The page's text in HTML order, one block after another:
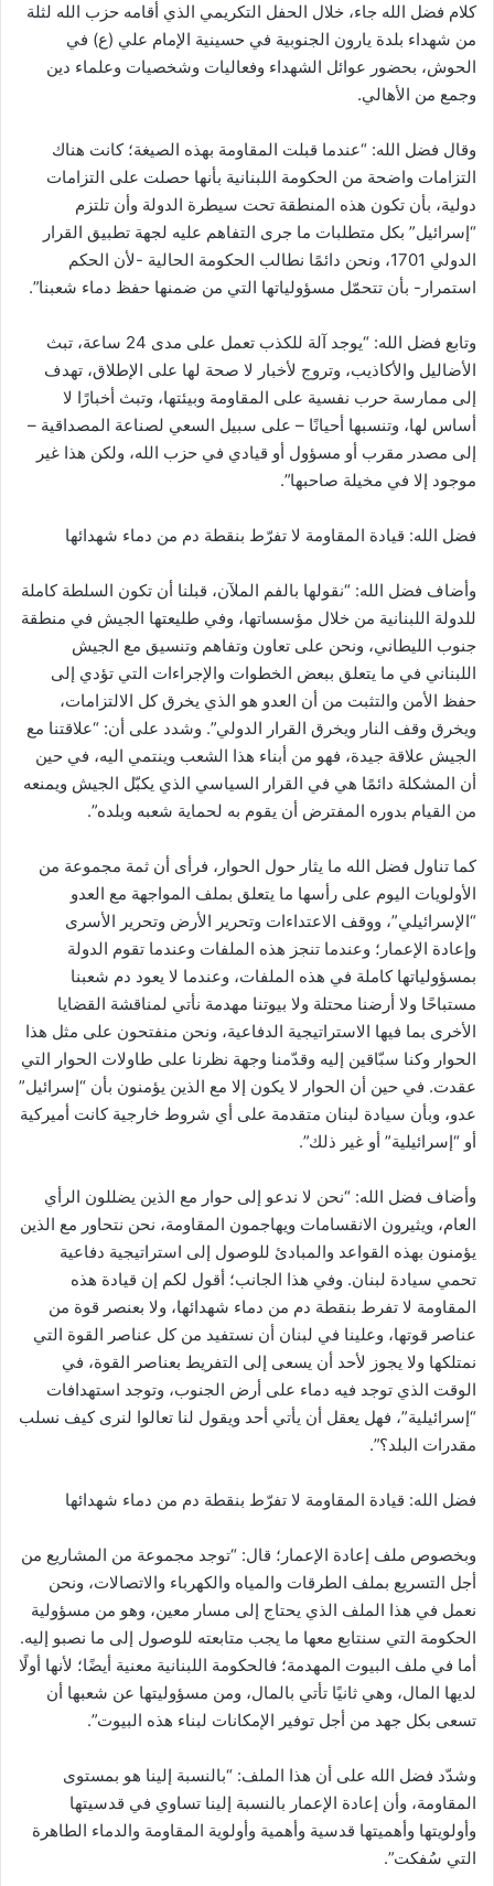
كلام فضل الله جاء، خلال الحفل التكريمي الذي أقامه حزب الله لثلة
من شهداء بلدة يارون ‏الجنوبية في حسينية الإمام علي (ع) في
الحوش، بحضور عوائل الشهداء وفعاليات وشخصيات وعلماء دين
‏وجمع من الأهالي.‏
وقال فضل الله: “عندما قبلت المقاومة بهذه الصيغة؛ كانت هناك
التزامات واضحة من الحكومة اللبنانية ‏بأنها حصلت على التزامات
دولية، بأن تكون هذه المنطقة تحت سيطرة الدولة وأن تلتزم
“إسرائيل” بكل متطلبات ‏ما جرى التفاهم عليه لجهة تطبيق القرار
الدولي 1701، ونحن دائمًا نطالب الحكومة الحالية -لأن الحكم
‏استمرار- بأن تتحمّل مسؤولياتها التي من ضمنها حفظ دماء شعبنا”.‏
وتابع فضل الله: “يوجد آلة للكذب تعمل على مدى 24 ساعة، تبث
الأضاليل والأكاذيب، وتروج لأخبار لا ‏صحة لها على الإطلاق، تهدف
إلى ممارسة حرب نفسية على المقاومة وبيئتها، وتبث أخبارًا لا
أساس لها، ‏وتنسبها أحيانًا – على سبيل السعي لصناعة المصداقية –
إلى مصدر مقرب أو مسؤول أو قيادي في حزب الله، ولكن هذا غير
موجود إلا في مخيلة صاحبها”.‏
فضل الله: قيادة المقاومة لا تفرّط بنقطة دم من دماء شهدائها
وأضاف فضل الله: “نقولها بالفم الملآن، قبلنا أن تكون السلطة كاملة
للدولة اللبنانية من خلال مؤسساتها، ‏وفي طليعتها الجيش في منطقة
جنوب الليطاني، ونحن على تعاون وتفاهم وتنسيق مع الجيش
اللبناني في ما ‏يتعلق ببعض الخطوات والإجراءات التي تؤدي إلى
حفظ الأمن والتثبت من أن العدو هو الذي يخرق كل ‏الالتزامات،
ويخرق وقف النار ويخرق القرار الدولي”. وشدد على أن: “علاقتنا مع
الجيش علاقة جيدة، فهو من ‏أبناء هذا الشعب وينتمي اليه، في حين
أن المشكلة دائمًا هي في القرار السياسي الذي يكبّل الجيش ويمنعه
من ‏القيام بدوره المفترض أن يقوم به لحماية شعبه وبلده”.‏
كما تناول فضل الله ما يثار حول الحوار، فرأى أن ثمة مجموعة من
الأولويات اليوم على رأسها ما ‏يتعلق بملف المواجهة مع العدو
“الإسرائيلي”، ووقف الاعتداءات وتحرير الأرض وتحرير الأسرى
وإعادة ‏الإعمار؛ وعندما تنجز هذه الملفات وعندما تقوم الدولة
بمسؤولياتها كاملة في هذه الملفات، وعندما لا يعود دم ‏شعبنا
مستباحًا ولا أرضنا محتلة ولا بيوتنا مهدمة نأتي لمناقشة القضايا
الأخرى بما فيها الاستراتيجية ‏الدفاعية، ونحن منفتحون على مثل هذا
الحوار وكنا سبّاقين إليه وقدّمنا وجهة نظرنا على طاولات الحوار التي
‏عقدت. في حين أن الحوار لا يكون إلا مع الذين يؤمنون بأن “إسرائيل”
عدو، وبأن سيادة لبنان متقدمة على أي ‏شروط خارجية كانت أميركية
أو “إسرائيلية” أو غير ذلك”.‏
وأضاف فضل الله: “نحن لا ندعو إلى حوار مع الذين يضللون الرأي
العام، ويثيرون الانقسامات ‏ويهاجمون المقاومة، نحن نتحاور مع الذين
يؤمنون بهذه القواعد والمبادئ للوصول إلى استراتيجية دفاعية
‏تحمي سيادة لبنان. وفي هذا الجانب؛ أقول لكم إن قيادة هذه
المقاومة لا تفرط بنقطة دم من دماء شهدائها، ولا ‏بعنصر قوة من
عناصر قوتها، وعلينا في لبنان أن نستفيد من كل عناصر القوة التي
نمتلكها ولا يجوز لأحد ‏أن يسعى إلى التفريط بعناصر القوة، في
الوقت الذي توجد فيه دماء على أرض الجنوب، وتوجد استهدافات
“‏إسرائيلية”، فهل يعقل أن يأتي أحد ويقول لنا تعالوا لنرى كيف نسلب
مقدرات البلد؟”.
فضل الله: قيادة المقاومة لا تفرّط بنقطة دم من دماء شهدائها
وبخصوص ملف إعادة الإعمار؛ قال: “توجد مجموعة من المشاريع من
أجل التسريع بملف الطرقات والمياه ‏والكهرباء والاتصالات، ونحن
نعمل في هذا الملف الذي يحتاج إلى مسار معين، وهو من مسؤولية
الحكومة ‏التي سنتابع معها ما يجب متابعته للوصول إلى ما نصبو إليه.
أما في ملف البيوت المهدمة؛ فالحكومة اللبنانية ‏معنية أيضًا؛ لأنها أولًا
لديها المال، وهي ثانيًا تأتي بالمال، ومن مسؤوليتها عن شعبها أن
تسعى بكل جهد من أجل ‏توفير الإمكانات لبناء هذه البيوت”.‏
وشدّد فضل الله على أن هذا الملف: “بالنسبة إلينا هو بمستوى
المقاومة، وأن إعادة الإعمار بالنسبة إلينا ‏تساوي في قدسيتها
وأولويتها وأهميتها قدسية وأهمية وأولوية المقاومة والدماء الطاهرة
التي سُفكت”.